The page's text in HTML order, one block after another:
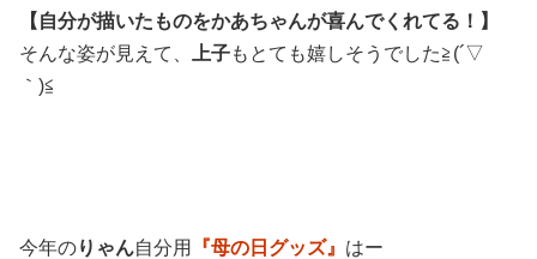
【自分が描いたものをかあちゃんが喜んでくれてる！】
そんな姿が見えて、
上子もとても嬉しそうでした≧(´▽
｀)≦
今年のりゃん自分用 『母の日グッズ』 はー